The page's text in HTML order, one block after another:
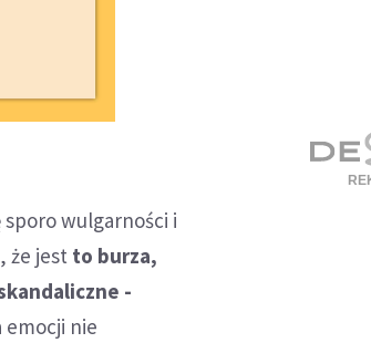
wulgarności i
że jest to burza,
-
emocji nie